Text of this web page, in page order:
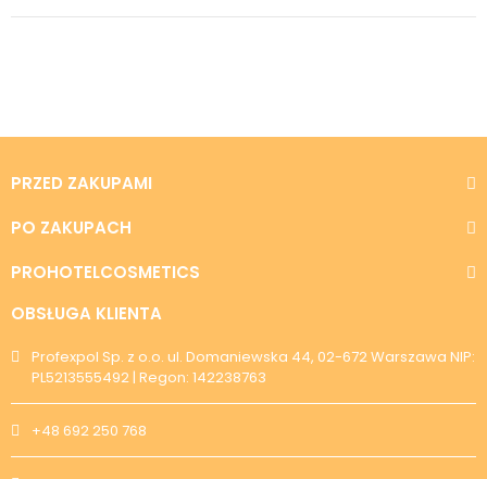
PRZED ZAKUPAMI
PO ZAKUPACH
PROHOTELCOSMETICS
OBSŁUGA KLIENTA
Profexpol Sp. z o.o. ul. Domaniewska 44, 02-672 Warszawa NIP:
PL5213555492 | Regon: 142238763
+48 692 250 768